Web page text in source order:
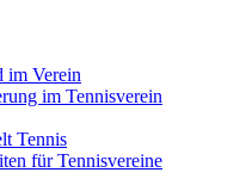
im Verein
im Tennisverein
Tennis
für Tennisvereine